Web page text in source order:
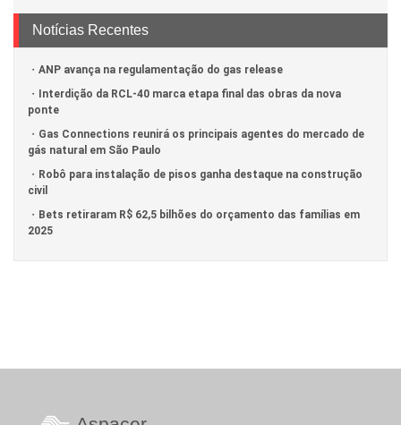
Notícias Recentes
ANP avança na regulamentação do gas release
Interdição da RCL-40 marca etapa final das obras da nova
ponte
Gas Connections reunirá os principais agentes do mercado de
gás natural em São Paulo
Robô para instalação de pisos ganha destaque na construção
civil
Bets retiraram R$ 62,5 bilhões do orçamento das famílias em
2025